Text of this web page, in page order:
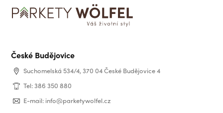
České Budějovice
Suchomelská 534/4, 370 04 České Budějovice 4
Tel: 386 350 880
E-mail: info@parketywolfel.cz